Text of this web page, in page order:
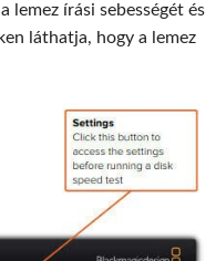
lemez írási sebességét és
láthatja, hogy a lemez